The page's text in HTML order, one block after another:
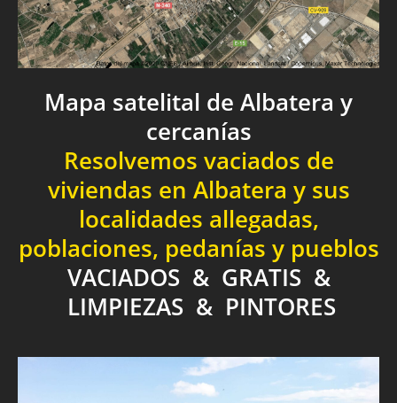
Mapa satelital de Albatera y
cercanías
Resolvemos vaciados de
viviendas en Albatera y sus
localidades allegadas,
poblaciones, pedanías y pueblos
VACIADOS & GRATIS &
LIMPIEZAS & PINTORES